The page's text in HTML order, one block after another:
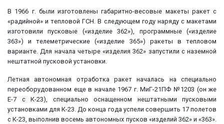
В 1966 г. были изготовлены габаритно-весовые макеты ракет с
«радийной» и тепловой ГСН. В следующем году наряду с макетами
изготовили пусковые («изделие 362»), программные («изделие
363») и телеметрические («изделие 365») ракеты в тепловом
варианте. Для начала четыре «изделия 362» запустили с наземной
нештатной пусковой установки.
Летная автономная отработка ракет началась на специально
переоборудованном еще в начале 1967 г. МиГ-21ПФ №1203 (он же
Е-7 с К-23), специально оснащенном нештатными пусковыми
установками для К-23. До конца года успели совершить 17 полетов
с К-23, выполнив восемь автономных пусков «изделий 362» и «363».